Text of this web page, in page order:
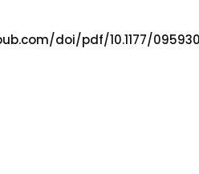
doi/pdf/10.1177/